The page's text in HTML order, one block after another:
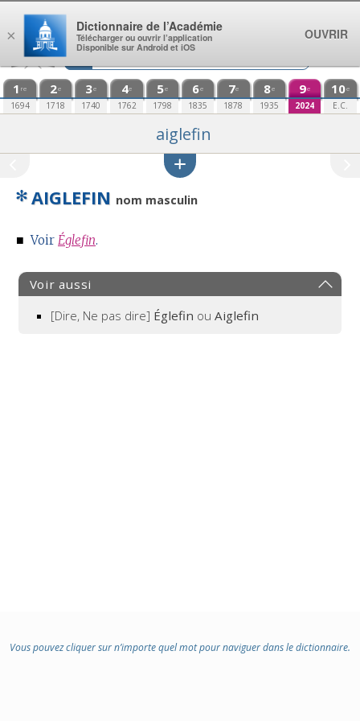
Aller au contenu
1 re
1694
2e
1718
3e
1740
4e
1762
5e
1798
6e
1835
7e
1878
8e
1935
9e
2024
10e
E.C.
aiglefin
✻ AIGLEFIN nom masculin
■Voir Églefin.
Voir aussi
[Dire, Ne pas dire] Églefin ou Aiglefin
Vous pouvez cliquer sur n’importe quel mot pour naviguer dans le dictionnaire.
×
Dictionnaire de l’Académie
Télécharger ou ouvrir l’application
Disponible sur Android et iOS
OUVRIR